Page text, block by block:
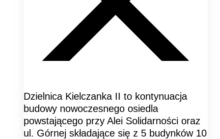
Dzielnica Kielczanka II to kontynuacja
budowy nowoczesnego osiedla
powstającego przy Alei Solidarności oraz
ul. Górnej składające się z 5 budynków 10